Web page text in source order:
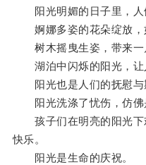
阳光明媚的日子里，人
婀娜多姿的花朵绽放，
树木摇曳生姿，带来一
湖泊中闪烁的阳光，让
阳光也是人们的抚慰与
阳光洗涤了忧伤，仿佛
孩子们在明亮的阳光下
快乐。
阳光是生命的庆祝。